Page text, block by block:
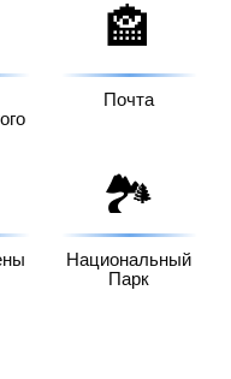
🏤
Почта
🏞️
Национальный
Парк